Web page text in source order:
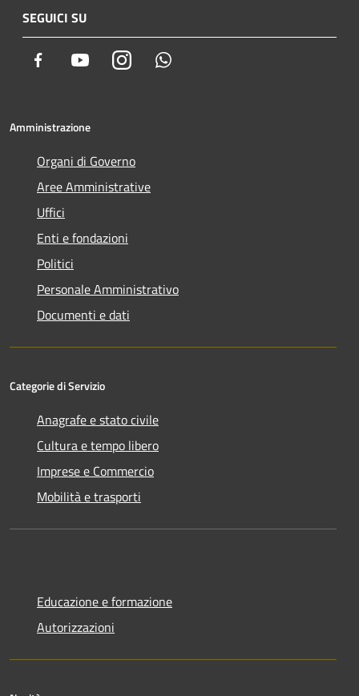
SEGUICI SU
Facebook YoutubeInstagram
Amministrazione
Organi di Governo
Aree Amministrative
Uffici
Enti e fondazioni
Politici
Personale Amministrativo
Documenti e dati
Categorie di Servizio
Anagrafe e stato civile
Cultura e tempo libero
Imprese e Commercio
Mobilità e trasporti
Educazione e formazione
Autorizzazioni